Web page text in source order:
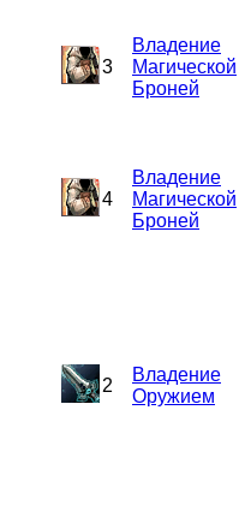
3
Владение
Магической
Броней
4
Владение
Магической
Броней
2
Владение
Оружием